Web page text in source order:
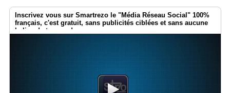
pro
Accès
Inscrivez vous sur Smartrezo le "Média Réseau Social" 100%
français, c'est gratuit, sans publicités ciblées et sans aucune
balise de traçage !